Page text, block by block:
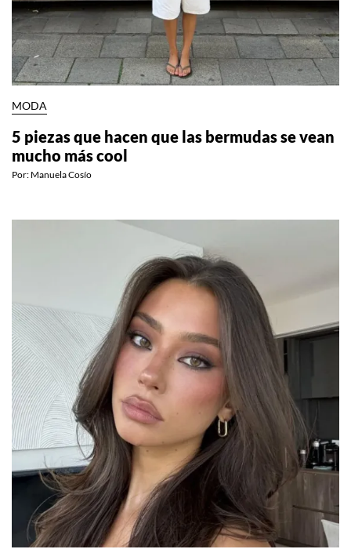
MODA
5 piezas que hacen que las bermudas se vean
mucho más cool
Por: Manuela Cosío